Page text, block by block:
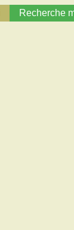
Recherche